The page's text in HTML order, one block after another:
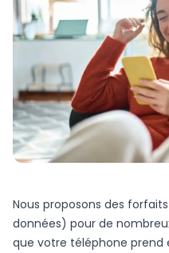
Nous proposons des
données) pour de
que votre téléphone prend